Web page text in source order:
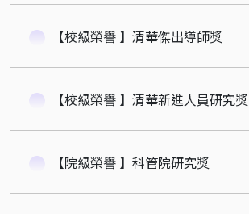
【校級榮譽 】清華傑出導師獎
【校級榮譽 】清華新進人員研究獎
【院級榮譽 】科管院研究獎